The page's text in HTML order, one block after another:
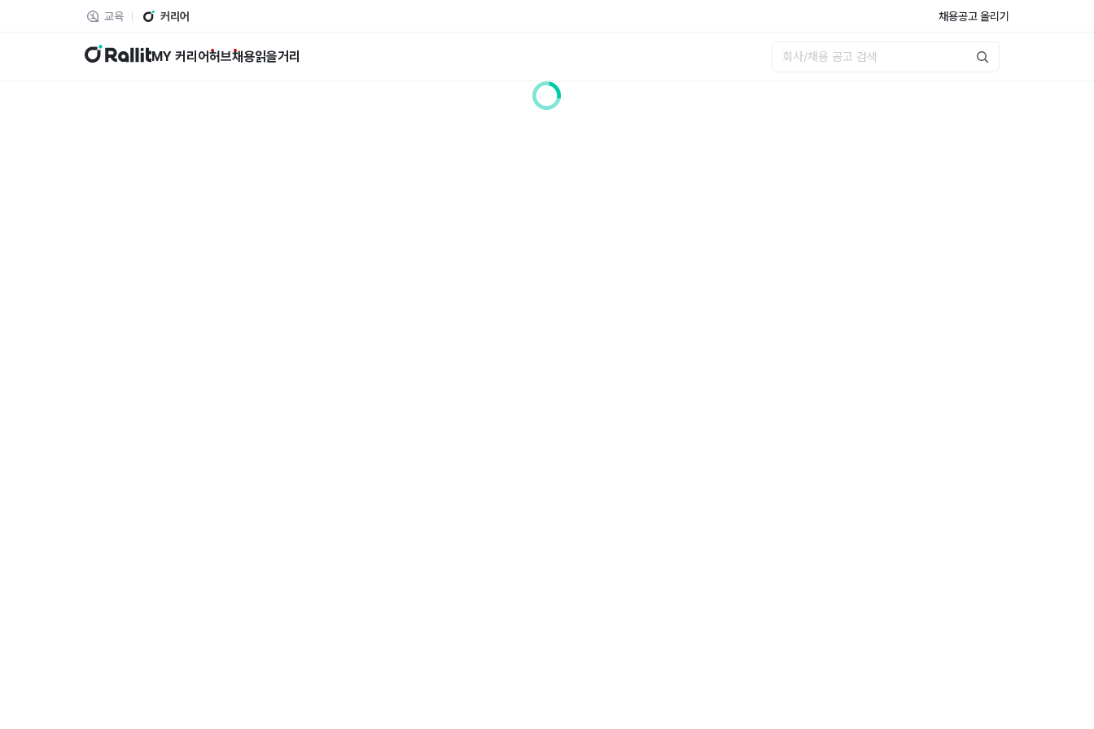
교육 커리어 채용공고 올리기
랠릿 MY 커리어허브채용읽을거리